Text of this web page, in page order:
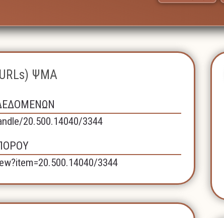
ΨΜΑ
20.500.14040/3344
3344